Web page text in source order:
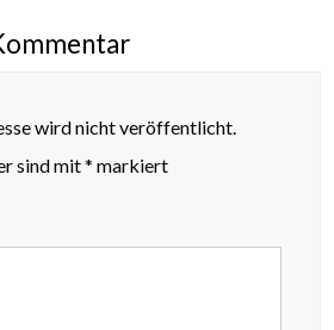
wird nicht veröffentlicht.
sind mit* markiert